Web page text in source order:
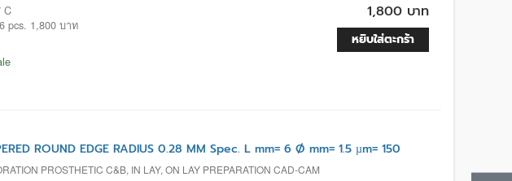
C
pcs. 1,800 บาท
1,800 บาท
หยิบใส่ตะกร้า
ROUND EDGE RADIUS 0.28 MM Spec. L mm= 6 Ø mm= 1.5 µm= 150
PROSTHETIC C&B, IN LAY, ON LAY PREPARATION CAD-CAM